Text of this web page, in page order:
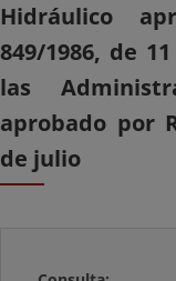
Hidráulico
849/1986, de
las
aprobado por
de julio